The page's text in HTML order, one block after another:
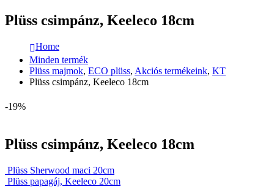
Plüss csimpánz, Keeleco 18cm
Home
Minden termék
Plüss majmok, ECO plüss, Akciós termékeink, KT
Plüss csimpánz, Keeleco 18cm
-19%
Plüss csimpánz, Keeleco 18cm
Plüss Sherwood maci 20cm
Plüss papagáj, Keeleco 20cm